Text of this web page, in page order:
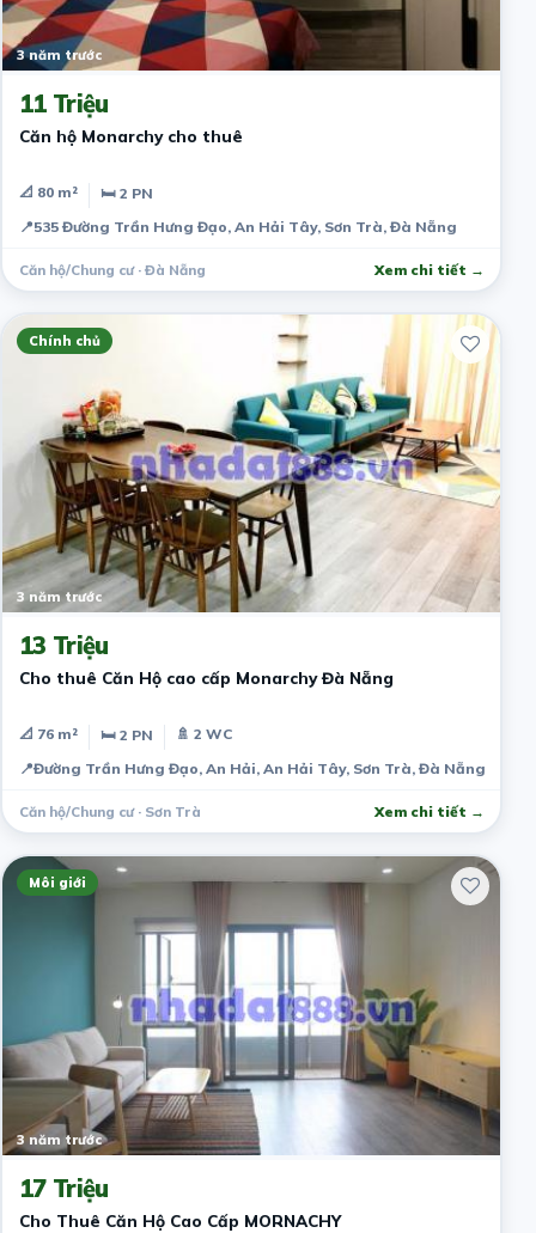
3 năm trước
11 Triệu
Căn hộ Monarchy cho thuê
📐 80 m²
🛏 2 PN
📍535 Đường Trần Hưng Đạo, An Hải Tây, Sơn Trà, Đà Nẵng
Căn hộ/Chung cư · Đà Nẵng Xem chi tiết →
Chính chủ
3 năm trước
13 Triệu
Cho thuê Căn Hộ cao cấp Monarchy Đà Nẵng
📐 76 m² 🛏 2 PN
🚿 2 WC
📍Đường Trần Hưng Đạo, An Hải, An Hải Tây, Sơn Trà, Đà Nẵng,
Căn hộ/Chung cư · Sơn Trà Xem chi tiết →
Môi giới
3 năm trước
17 Triệu
Cho Thuê Căn Hộ Cao Cấp MORNACHY